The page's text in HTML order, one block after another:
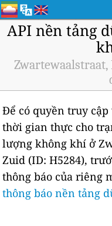
API nền tảng
Zwartewaalstraat,
Để có quyền truy
thời gian thực cho
lượng không khí ở
Zuid (ID: H5284),
thông báo của riêng
thông báo nền tảng